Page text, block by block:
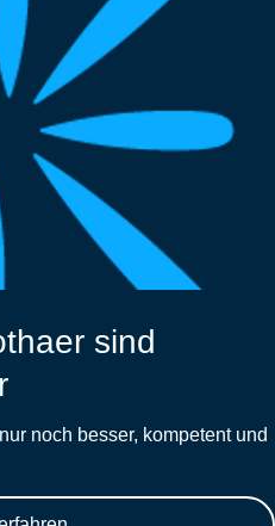
sind
noch besser, kompetent und